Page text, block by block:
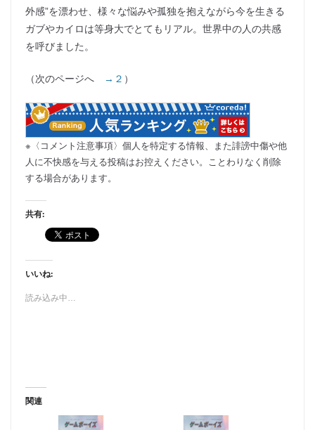
外感”を漂わせ、様々な悩みや孤独を抱えながら今を生きる
ガブやカイロは等身大でとてもリアル。世界中の人の共感
を呼びました。
（次のページへ →２ ）
※〈コメント注意事項〉個人を特定する情報、また誹謗中傷や他
人に不快感を与える投稿はお控えください。ことわりなく削除
する場合があります。
共有:
いいね:
読み込み中…
関連